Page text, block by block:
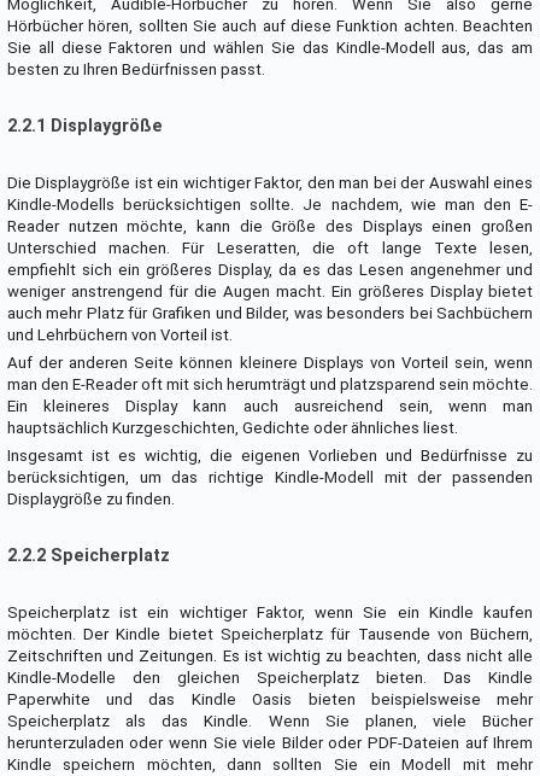
Möglichkeit, Audible-Hörbücher zu hören. Wenn Sie also gerne
Hörbücher hören, sollten Sie auch auf diese Funktion achten. Beachten
Sie all diese Faktoren und wählen Sie das Kindle-Modell aus, das am
besten zu Ihren Bedürfnissen passt.
2.2.1 Displaygröße
Die Displaygröße ist ein wichtiger Faktor, den man bei der Auswahl eines
Kindle-Modells berücksichtigen sollte. Je nachdem, wie man den E-
Reader nutzen möchte, kann die Größe des Displays einen großen
Unterschied machen. Für Leseratten, die oft lange Texte lesen,
empfiehlt sich ein größeres Display, da es das Lesen angenehmer und
weniger anstrengend für die Augen macht. Ein größeres Display bietet
auch mehr Platz für Grafiken und Bilder, was besonders bei Sachbüchern
und Lehrbüchern von Vorteil ist.
Auf der anderen Seite können kleinere Displays von Vorteil sein, wenn
man den E-Reader oft mit sich herumträgt und platzsparend sein möchte.
Ein kleineres Display kann auch ausreichend sein, wenn man
hauptsächlich Kurzgeschichten, Gedichte oder ähnliches liest.
Insgesamt ist es wichtig, die eigenen Vorlieben und Bedürfnisse zu
berücksichtigen, um das richtige Kindle-Modell mit der passenden
Displaygröße zu finden.
2.2.2 Speicherplatz
Speicherplatz ist ein wichtiger Faktor, wenn Sie ein Kindle kaufen
möchten. Der Kindle bietet Speicherplatz für Tausende von Büchern,
Zeitschriften und Zeitungen. Es ist wichtig zu beachten, dass nicht alle
Kindle-Modelle den gleichen Speicherplatz bieten. Das Kindle
Paperwhite und das Kindle Oasis bieten beispielsweise mehr
Speicherplatz als das Kindle. Wenn Sie planen, viele Bücher
herunterzuladen oder wenn Sie viele Bilder oder PDF-Dateien auf Ihrem
Kindle speichern möchten, dann sollten Sie ein Modell mit mehr